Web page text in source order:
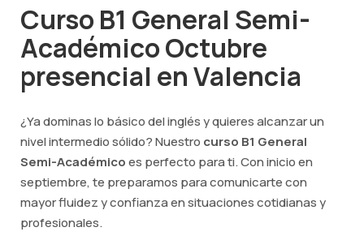
Curso B1 General Semi-
Académico Octubre
presencial en Valencia
¿Ya dominas lo básico del inglés y quieres alcanzar un
nivel intermedio sólido? Nuestro curso B1 General
Semi-Académicoes perfecto para ti. Con inicio en
septiembre, te preparamos para comunicarte con
mayor fluidez y confianza en situaciones cotidianas y
profesionales.